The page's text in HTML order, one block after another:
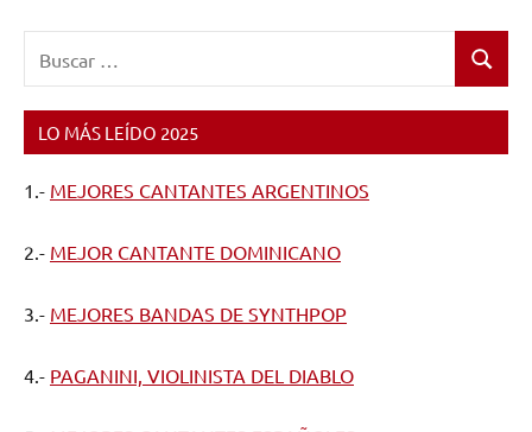
Buscar
LO MÁS LEÍDO 2025
1.- MEJORES CANTANTES ARGENTINOS
2.- MEJOR CANTANTE DOMINICANO
3.- MEJORES BANDAS DE SYNTHPOP
4.- PAGANINI, VIOLINISTA DEL DIABLO